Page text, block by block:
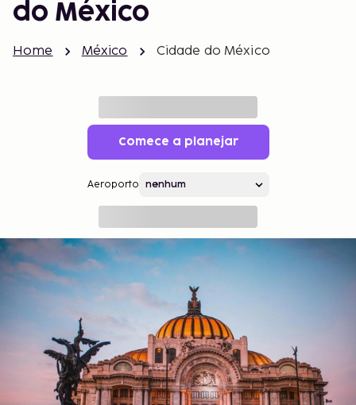
do México
Home México Cidade do México
Comece a planejar
Aeroporto